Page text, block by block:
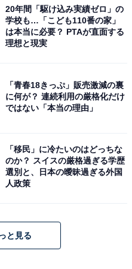
20年間「駆け込み実績ゼロ」の
学校も…「こども110番の家」
は本当に必要？ PTAが直面する
理想と現実
「青春18きっぷ」販売激減の裏
に何が？ 連続利用の厳格化だけ
ではない「本当の理由」
「移民」に冷たいのはどっちな
のか？ スイスの厳格過ぎる学歴
選別と、日本の曖昧過ぎる外国
人政策
と見る